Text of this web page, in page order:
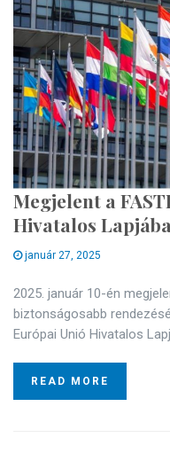
Megjelent a
Hivatalos
január 27, 2025
2025. január 10-én
biztonságosabb
Európai Unió Hivatalos
READ MORE